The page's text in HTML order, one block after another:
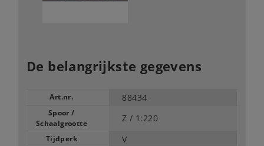
De belangrijkste gegevens
Art.nr. 88434
Spoor /
Schaalgrootte
Z / 1:220
Tijdperk V